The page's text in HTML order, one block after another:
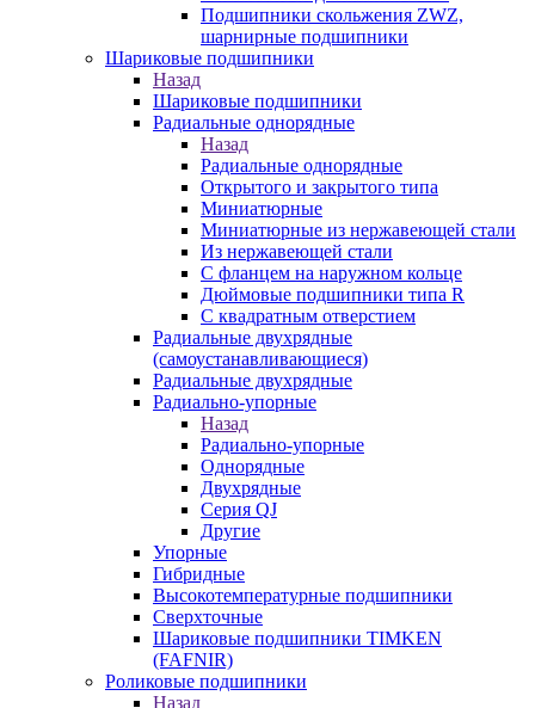
Подшипники скольжения ZWZ,
шарнирные подшипники
Шариковые подшипники
Назад
Шариковые подшипники
Радиальные однорядные
Назад
Радиальные однорядные
Открытого и закрытого типа
Миниатюрные
Миниатюрные из нержавеющей стали
Из нержавеющей стали
С фланцем на наружном кольце
Дюймовые подшипники типа R
С квадратным отверстием
Радиальные двухрядные
(самоустанавливающиеся)
Радиальные двухрядные
Радиально-упорные
Назад
Радиально-упорные
Однорядные
Двухрядные
Серия QJ
Другие
Упорные
Гибридные
Высокотемпературные подшипники
Сверхточные
Шариковые подшипники TIMKEN
(FAFNIR)
Роликовые подшипники
Назад